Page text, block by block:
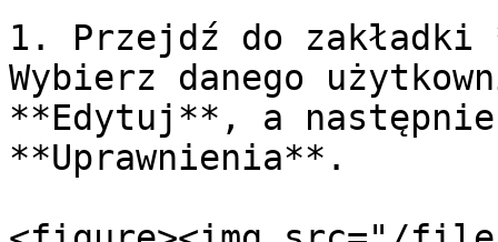
1. Przejdź do zakładki
Wybierz danego
**Edytuj**, a
**Uprawnienia**.